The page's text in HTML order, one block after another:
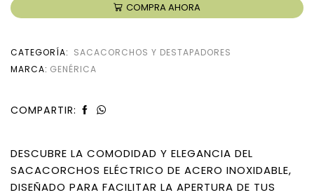
COMPRA AHORA
CATEGORÍA: SACACORCHOS Y DESTAPADORES
MARCA: GENÉRICA
COMPARTIR:
DESCUBRE LA COMODIDAD Y ELEGANCIA DEL
SACACORCHOS ELÉCTRICO DE ACERO INOXIDABLE,
DISEÑADO PARA FACILITAR LA APERTURA DE TUS